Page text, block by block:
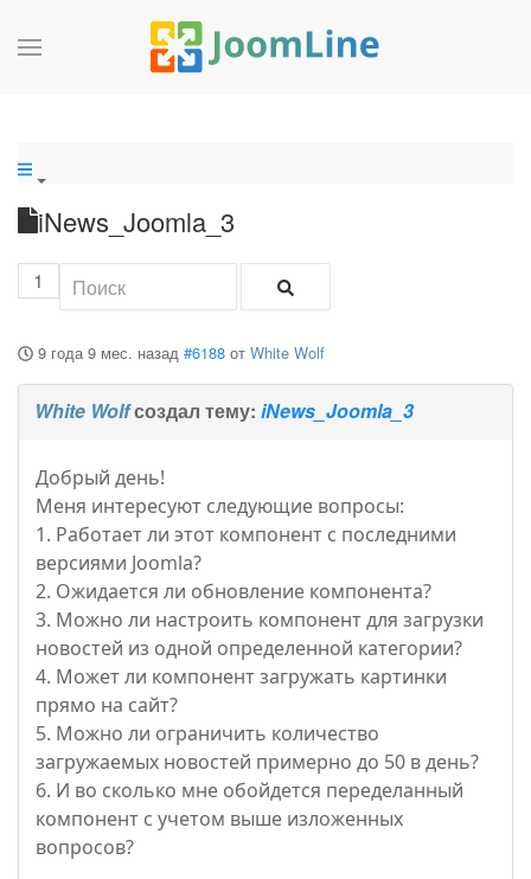
iNews_Joomla_3
1
9 года 9 мес. назад #6188 от White Wolf
White Wolfсоздал тему: iNews_Joomla_3
Добрый день!
Меня интересуют следующие вопросы:
1. Работает ли этот компонент с последними
версиями Joomla?
2. Ожидается ли обновление компонента?
3. Можно ли настроить компонент для загрузки
новостей из одной определенной категории?
4. Может ли компонент загружать картинки
прямо на сайт?
5. Можно ли ограничить количество
загружаемых новостей примерно до 50 в день?
6. И во сколько мне обойдется переделанный
компонент с учетом выше изложенных
вопросов?